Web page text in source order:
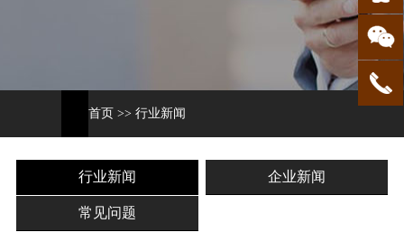
首页 >> 行业新闻
行业新闻 企业新闻
常见问题